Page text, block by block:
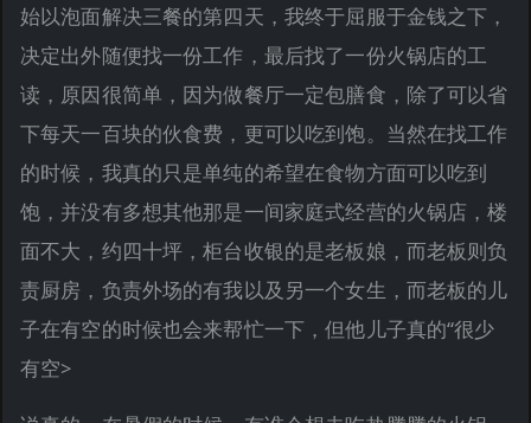
始以泡面解决三餐的第四天，我终于屈服于金钱之下，
决定出外随便找一份工作，最后找了一份火锅店的工
读，原因很简单，因为做餐厅一定包膳食，除了可以省
下每天一百块的伙食费，更可以吃到饱。当然在找工作
的时候，我真的只是单纯的希望在食物方面可以吃到
饱，并没有多想其他那是一间家庭式经营的火锅店，楼
面不大，约四十坪，柜台收银的是老板娘，而老板则负
责厨房，负责外场的有我以及另一个女生，而老板的儿
子在有空的时候也会来帮忙一下，但他儿子真的“很少
有空>